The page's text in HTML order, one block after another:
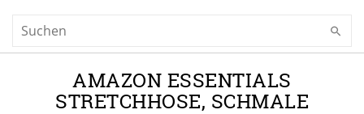
AMAZON ESSENTIALS
STRETCHHOSE, SCHMALE